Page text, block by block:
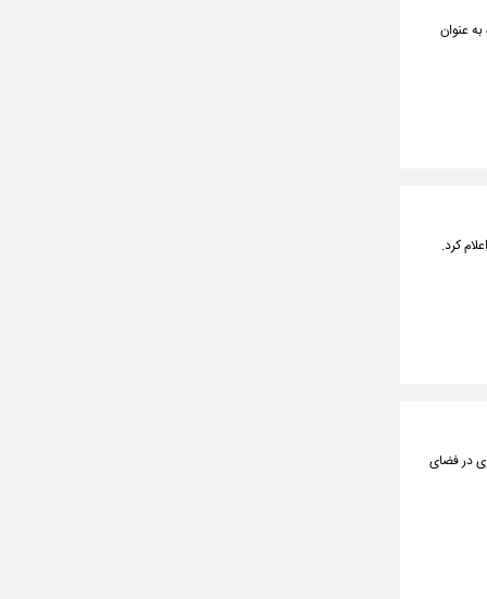
برای استفاده به عنوان
در فضای